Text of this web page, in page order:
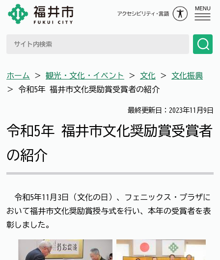
MENU
ホーム ＞ 観光・文化・イベント ＞ 文化 ＞ 文化振興
＞ 令和5年 福井市文化奨励賞受賞者の紹介
最終更新日：2023年11月9日
令和5年 福井市文化奨励賞受賞者
の紹介
令和5年11月3日（文化の日）、フェニックス・プラザに
おいて福井市文化奨励賞授与式を行い、本年の受賞者を表
彰しました。